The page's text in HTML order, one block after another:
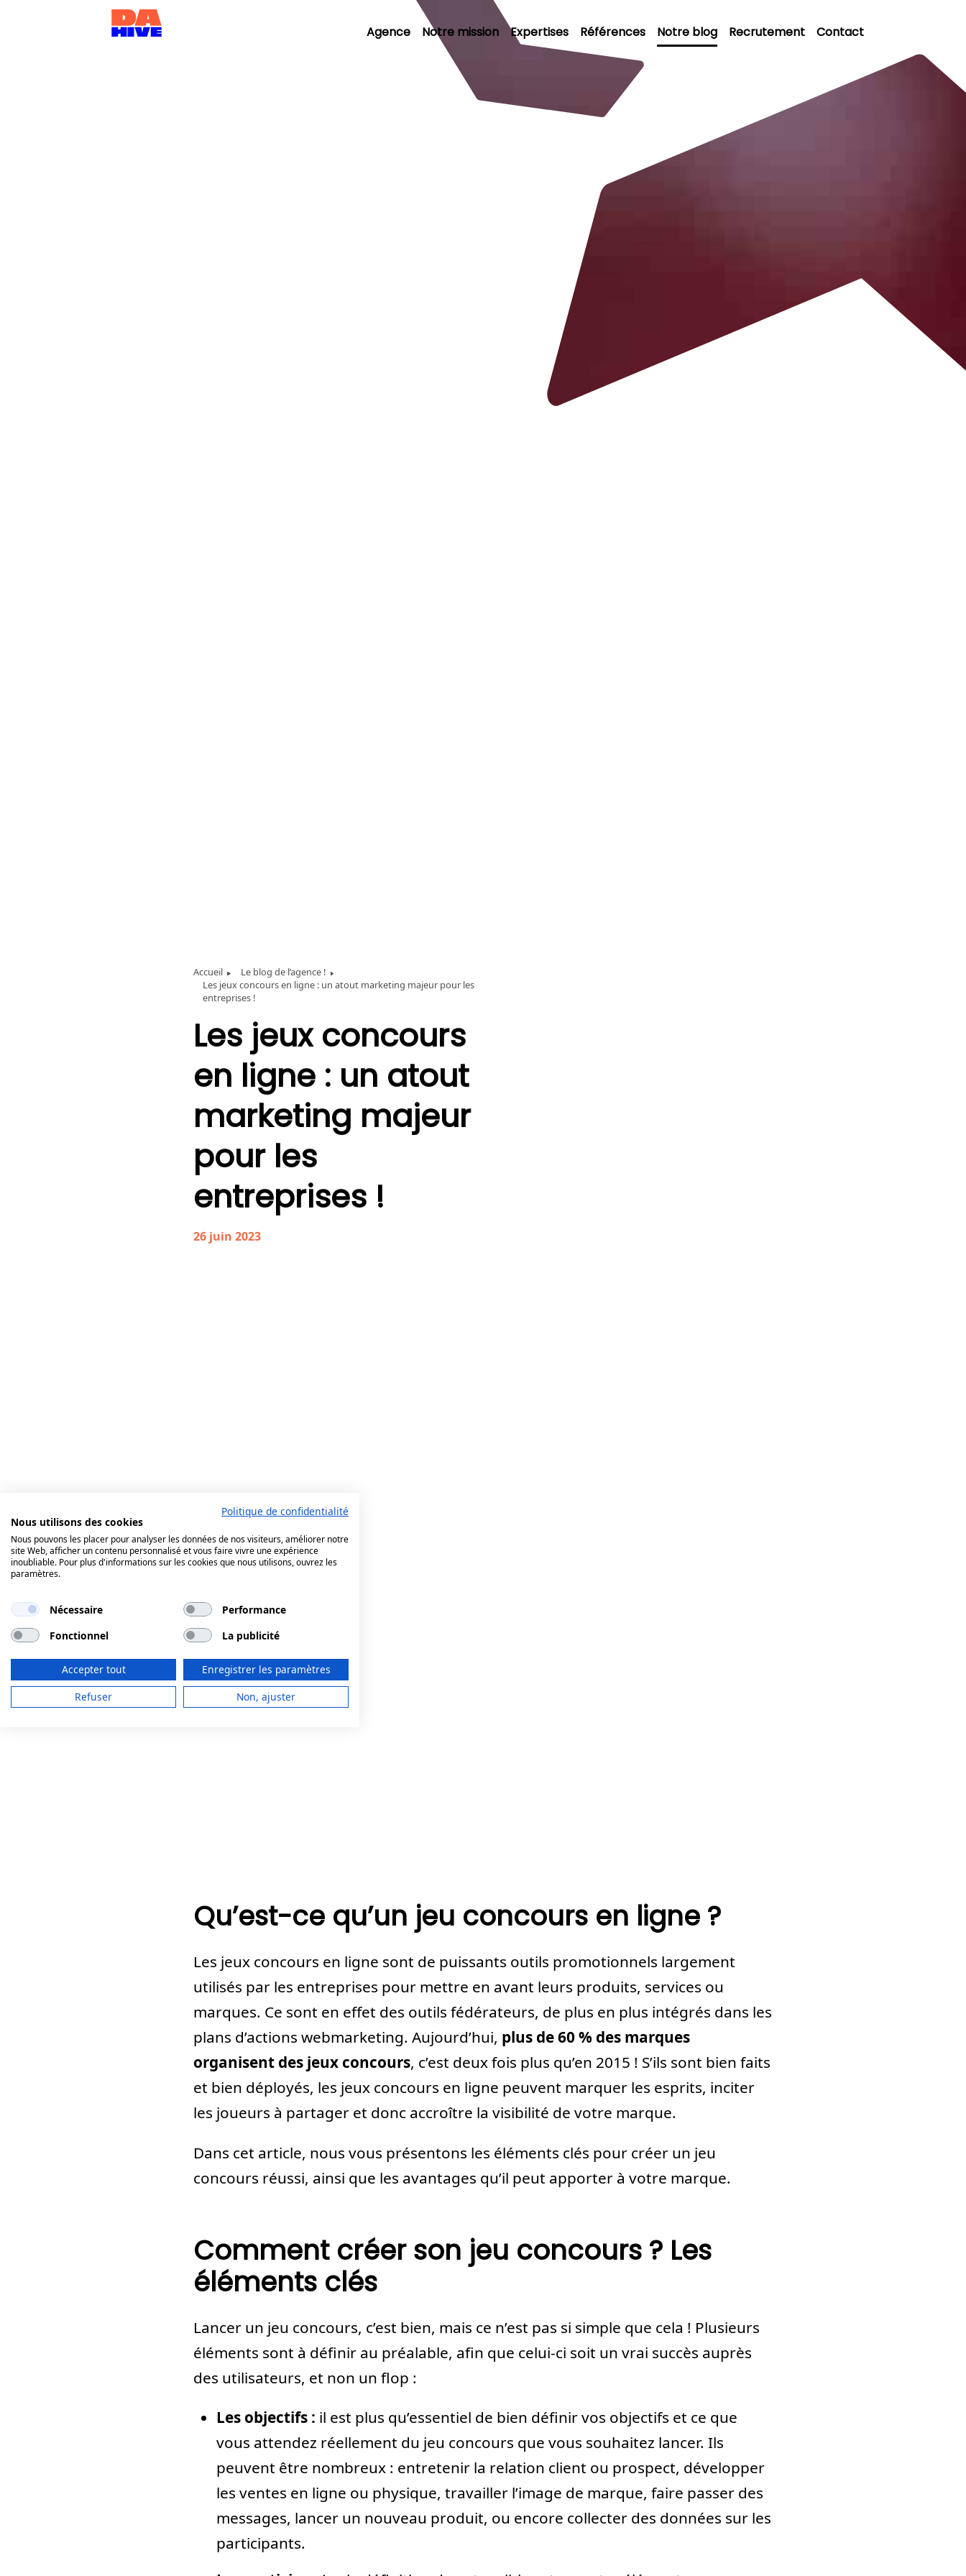
Agence Notre mission Expertises Références Notre blog Recrutement Contact
Accueil
Le blog de l’agence !
Les jeux concours en ligne : un atout marketing majeur pour les
entreprises !
Les jeux concours
en ligne : un atout
marketing majeur
pour les
entreprises !
26 juin 2023
Qu’est-ce qu’un jeu concours en ligne ?
Les jeux concours en ligne sont de puissants outils promotionnels largement
utilisés par les entreprises pour mettre en avant leurs produits, services ou
marques. Ce sont en effet des outils fédérateurs, de plus en plus intégrés dans les
plans d’actions webmarketing. Aujourd’hui, plus de 60 % des marques
organisent des jeux concours, c’est deux fois plus qu’en 2015 ! S’ils sont bien faits
et bien déployés, les jeux concours en ligne peuvent marquer les esprits, inciter
les joueurs à partager et donc accroître la visibilité de votre marque.
Dans cet article, nous vous présentons les éléments clés pour créer un jeu
concours réussi, ainsi que les avantages qu’il peut apporter à votre marque.
Comment créer son jeu concours ? Les
éléments clés
Lancer un jeu concours, c’est bien, mais ce n’est pas si simple que cela ! Plusieurs
éléments sont à définir au préalable, afin que celui-ci soit un vrai succès auprès
des utilisateurs, et non un flop :
Les objectifs : il est plus qu’essentiel de bien définir vos objectifs et ce que
vous attendez réellement du jeu concours que vous souhaitez lancer. Ils
peuvent être nombreux : entretenir la relation client ou prospect, développer
les ventes en ligne ou physique, travailler l’image de marque, faire passer des
messages, lancer un nouveau produit, ou encore collecter des données sur les
participants.
Politique de confidentialité
Nous utilisons des cookies
Nous pouvons les placer pour analyser les données de nos visiteurs, améliorer notre
site Web, afficher un contenu personnalisé et vous faire vivre une expérience
inoubliable. Pour plus d'informations sur les cookies que nous utilisons, ouvrez les
paramètres.
Nécessaire
Performance
Fonctionnel
La publicité
Accepter tout
Enregistrer les paramètres
Refuser
Non, ajuster